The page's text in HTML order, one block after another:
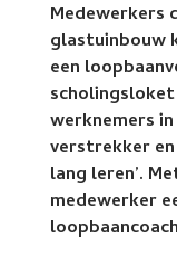
Medewerkers
glastuinbouw
een
werknemers
verstrekker
lang leren’.
medewerker